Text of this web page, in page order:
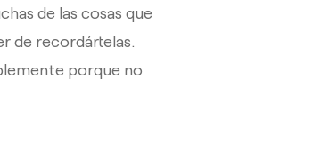
de las cosas que
de recordártelas.
porque no